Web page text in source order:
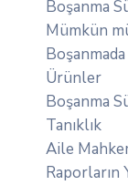
Boşanma
Mümkün
Ürünler
Boşanma
Tanıklık
Aile
Raporların